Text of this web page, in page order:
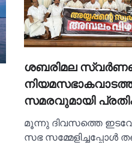
ശബരിമല
സമരവുമായി
മൂന്നു ദിവസത്തെ
സഭ സമ്മേളിച്ചപ്പോള്‍